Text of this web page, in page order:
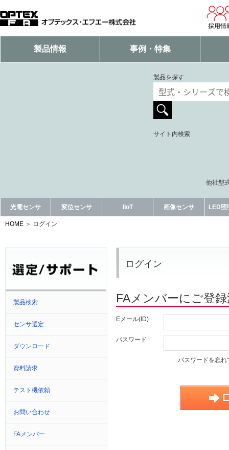
採用情
製品情報 事例・特集
製品を探す
サイト内検索
他社型
光電センサ 変位センサ IIoT 画像センサ LED照
HOME ログイン
製品検索
センサ選定
ダウンロード
資料請求
テスト機依頼
お問い合わせ
FAメンバー
ログイン
FAメンバーにご登
Eメール(ID)
パスワード
パスワードを忘れ